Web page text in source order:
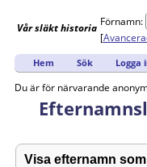
Vårsläkthistoria Förnamn:
[
Hem Sök Logga
Du är för närvarande
Visa efternamn